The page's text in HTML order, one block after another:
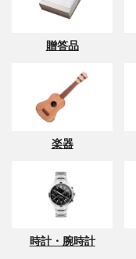
贈答品
楽器
時計・腕時計